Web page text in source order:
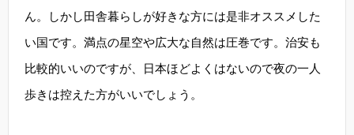
ん。しかし田舎暮らしが好きな方には是非オススメした
い国です。満点の星空や広大な自然は圧巻です。治安も
比較的いいのですが、日本ほどよくはないので夜の一人
歩きは控えた方がいいでしょう。